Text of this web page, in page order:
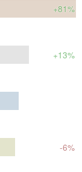
+81%
+13%
-6%